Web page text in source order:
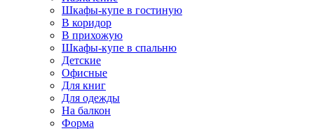
Шкафы-купе в гостиную
В коридор
В прихожую
Шкафы-купе в спальню
Детские
Офисные
Для книг
Для одежды
На балкон
Форма